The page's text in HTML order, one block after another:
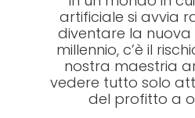
artificiale si avvia
diventare la nuova
millennio, c’è il
nostra maestria
vedere tutto solo
del profitto a